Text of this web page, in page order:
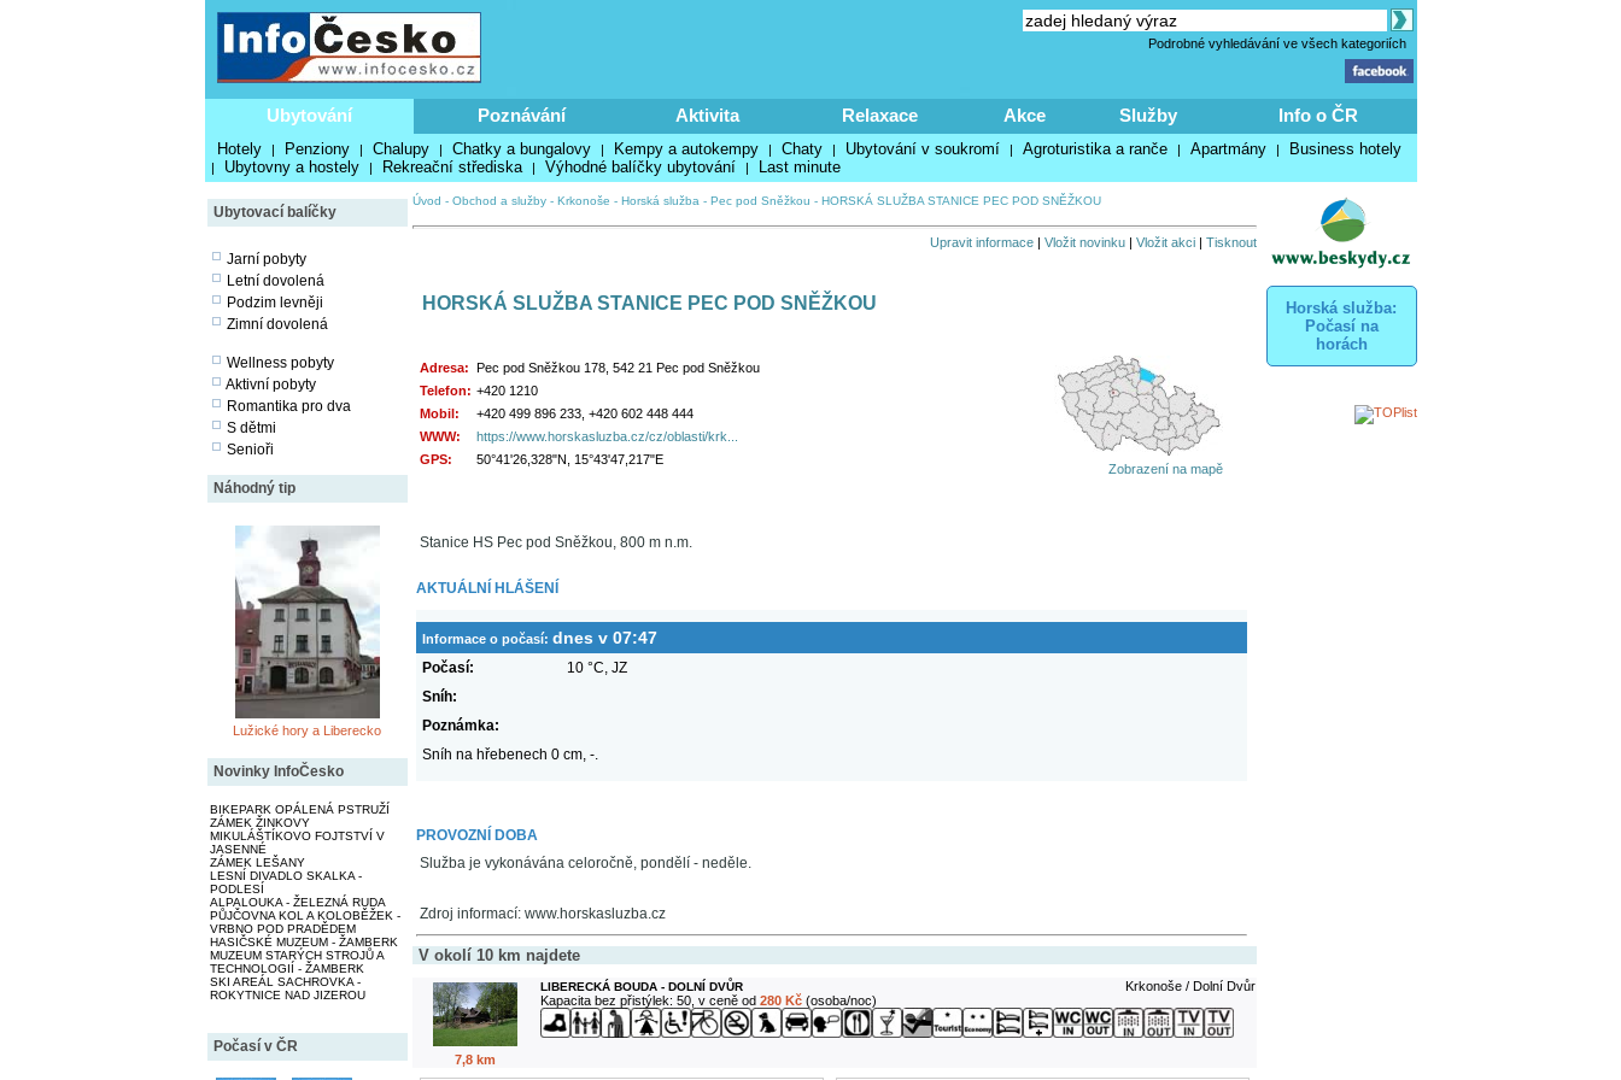
Podrobné vyhledávání ve všech kategoriích
Ubytování Poznávání Aktivita Relaxace Akce Služby Info o ČR
Hotely | Penziony | Chalupy | Chatky a bungalovy | Kempy a autokempy | Chaty | Ubytování v soukromí | Agroturistika a ranče | Apartmány | Business hotely
| Ubytovny a hostely | Rekreační střediska | Výhodné balíčky ubytování | Last minute
Ubytovací balíčky
Jarní pobyty
Letní dovolená
Podzim levněji
Zimní dovolená
Wellness pobyty
Aktivní pobyty
Romantika pro dva
S dětmi
Senioři
Náhodný tip
Lužické hory a Liberecko
Novinky InfoČesko
BIKEPARK OPÁLENÁ PSTRUŽÍ
ZÁMEK ŽINKOVY
MIKULÁŠTÍKOVO FOJTSTVÍ V
JASENNÉ
ZÁMEK LEŠANY
LESNÍ DIVADLO SKALKA -
PODLESÍ
ALPALOUKA - ŽELEZNÁ RUDA
PŮJČOVNA KOL A KOLOBĚŽEK -
VRBNO POD PRADĚDEM
HASIČSKÉ MUZEUM - ŽAMBERK
MUZEUM STARÝCH STROJŮ A
TECHNOLOGIÍ - ŽAMBERK
SKI AREÁL SACHROVKA -
ROKYTNICE NAD JIZEROU
Počasí v ČR
Úvod - Obchod a služby- Krkonoše - Horská služba - Pec pod Sněžkou - HORSKÁ SLUŽBA STANICE PEC POD SNĚŽKOU
Upravit informace| Vložit novinku| Vložit akci| Tisknout
HORSKÁ SLUŽBA STANICE PEC POD SNĚŽKOU
Adresa: Pec pod Sněžkou 178, 542 21 Pec pod Sněžkou
Telefon: +420 1210
Mobil:
+420 499 896 233, +420 602 448 444
WWW:
https://www.horskasluzba.cz/cz/oblasti/krk...
GPS:
50°41'26,328"N, 15°43'47,217"E
Zobrazení na mapě
Stanice HS Pec pod Sněžkou, 800 m n.m.
AKTUÁLNÍ HLÁŠENÍ
Informace o počasí: dnes v 07:47
Počasí:
10 °C, JZ
Sníh:
Poznámka:
Sníh na hřebenech 0 cm, -.
PROVOZNÍ DOBA
Služba je vykonávána celoročně, pondělí - neděle.
Zdroj informací: www.horskasluzba.cz
V okolí 10 km najdete
7,8 km
LIBERECKÁ BOUDA - DOLNÍ DVŮR
Krkonoše / Dolní Dvůr
Kapacita bez přistýlek: 50, v ceně od 280 Kč(osoba/noc)
Horská služba:
Počasí na
horách